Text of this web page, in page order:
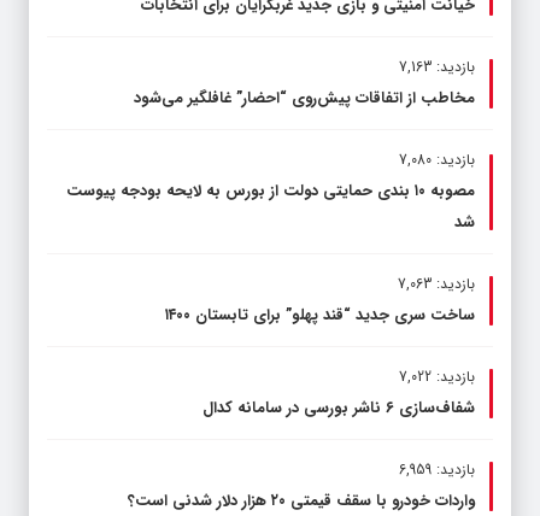
خیانت امنیتی و بازی جدید غربگرایان برای انتخابات
بازدید: 7,163
مخاطب از اتفاقات پیش‌روی “احضار” غافلگیر می‌شود
بازدید: 7,080
مصوبه ۱۰ بندی حمایتی دولت از بورس به لایحه بودجه پیوست
شد
بازدید: 7,063
ساخت سری جدید “قند پهلو” برای تابستان ۱۴۰۰
بازدید: 7,022
شفاف‌سازی ۶ ناشر بورسی در سامانه کدال
بازدید: 6,959
واردات خودرو با سقف قیمتی ۲۰ هزار دلار شدنی است؟